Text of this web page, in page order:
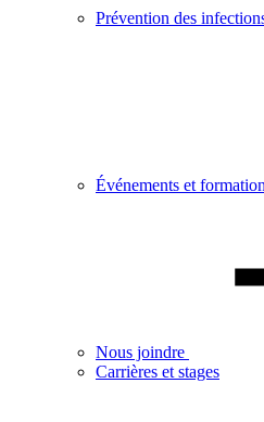
Prévention des
Événements et
Nous joindre
Carrières et stages